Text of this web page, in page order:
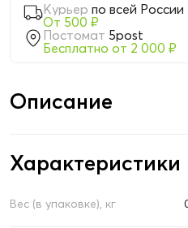
Курьер по всей России
От 500 ₽
Постомат 5post
Бесплатно от 2 000 ₽
Описание
Характеристики
Вес (в упаковке), кг